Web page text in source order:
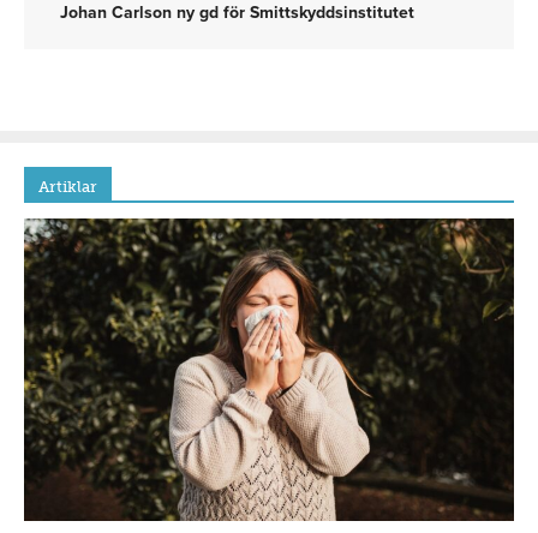
Johan Carlson ny gd för Smittskyddsinstitutet
Artiklar